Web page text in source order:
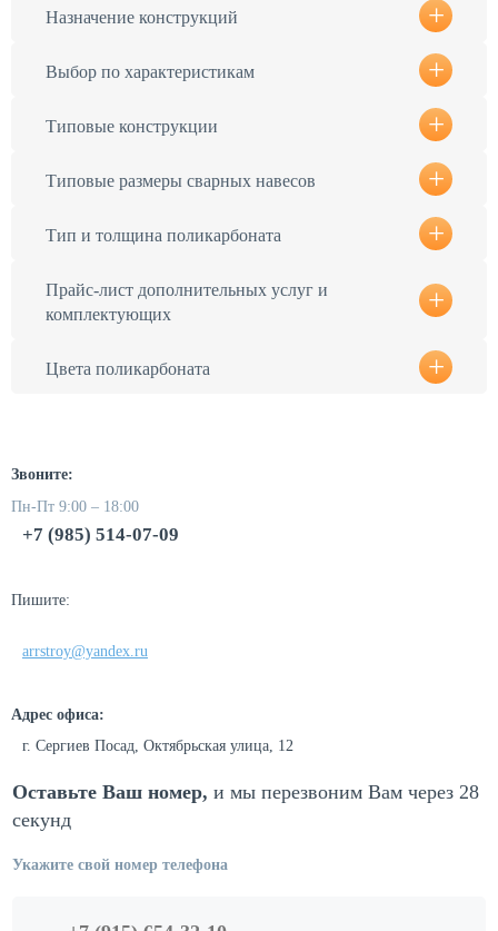
Назначение конструкций
Выбор по характеристикам
Типовые конструкции
Типовые размеры сварных навесов
Тип и толщина поликарбоната
Прайс-лист дополнительных услуг и
комплектующих
Цвета поликарбоната
Звоните:
Пн-Пт 9:00 – 18:00
+7 (985) 514-07-09
Пишите:
arrstroy@yandex.ru
Адрес офиса:
г. Сергиев Посад, Октябрьская улица, 12
Оставьте Ваш номер, и мы перезвоним Вам через 28
секунд
Укажите свой номер телефона